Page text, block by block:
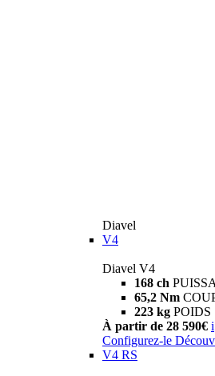
Diavel
V4
Diavel V4
168 ch
65,2 Nm
223 kg
À partir de 28 590€ i
Configurez-le
V4 RS